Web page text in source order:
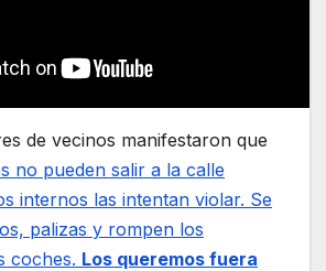
de vecinos manifestaron que
no pueden salir a la calle
internos las intentan violar. Se
palizas y rompen los
coches. Los queremos fuera